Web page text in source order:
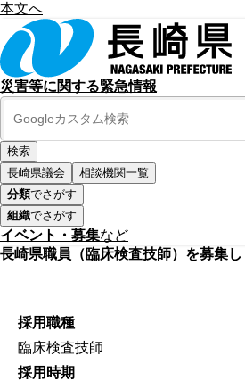
本文へ
災害等に関する緊急情報
長崎県議会
相談機関一覧
分類でさがす
組織でさがす
イベント・募集など
長崎県職員（臨床検査技師）を募集
採用職種
臨床検査技師
採用時期